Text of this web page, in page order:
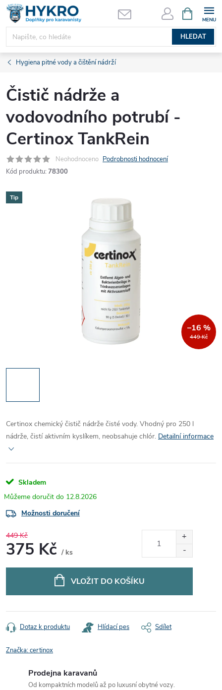
Přejít
obsah
HLEDAT
NÁKUPNÍ
KOŠÍK
Hygiena pitné vody a čištění nádrží
Čistič nádrže a
vodovodního potrubí -
Certinox TankRein
Neohodnoceno Podrobnosti hodnocení
Kód produktu: 78300
Tip
449 Kč
–16 %
Certinox chemický čistič nádrže čisté vody. Vhodný pro 250 l
nádrže, čistí aktivním kyslíkem, neobsahuje chlór. Detailní informace
Skladem
12.8.2026
Možnosti doručení
449 Kč
375 Kč / ks
VLOŽIT DO KOŠÍKU
Dotaz k produktu Hlídací pes Sdílet
Značka:certinox
Prodejna karavanů
Od kompaktních modelů až po luxusní obytné vozy.